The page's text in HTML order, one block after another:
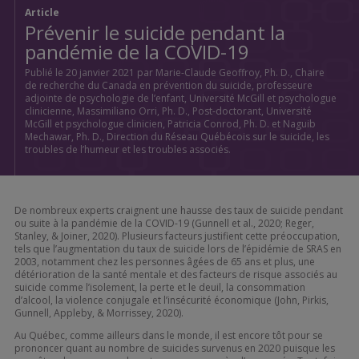
Article
Prévenir le suicide pendant la
pandémie de la COVID-19
Publié le 20 janvier 2021 par Marie-Claude Geoffroy, Ph. D., Chaire
de recherche du Canada en prévention du suicide, professeure
adjointe de psychologie de l’enfant, Université McGill et psychologue
clinicienne, Massimiliano Orri, Ph. D., Post-doctorant, Université
McGill et psychologue clinicien, Patricia Conrod, Ph. D. et Naguib
Mechawar, Ph. D., Direction du Réseau Québécois sur le suicide, les
troubles de l’humeur et les troubles associés.
De nombreux experts craignent une hausse des taux de suicide pendant
ou suite à la pandémie de la COVID-19 (Gunnell et al., 2020; Reger,
Stanley, & Joiner, 2020). Plusieurs facteurs justifient cette préoccupation,
tels que l’augmentation du taux de suicide lors de l’épidémie de SRAS en
2003, notamment chez les personnes âgées de 65 ans et plus, une
détérioration de la santé mentale et des facteurs de risque associés au
suicide comme l’isolement, la perte et le deuil, la consommation
d’alcool, la violence conjugale et l’insécurité économique (John, Pirkis,
Gunnell, Appleby, & Morrissey, 2020).
Au Québec, comme ailleurs dans le monde, il est encore tôt pour se
prononcer quant au nombre de suicides survenus en 2020 puisque les